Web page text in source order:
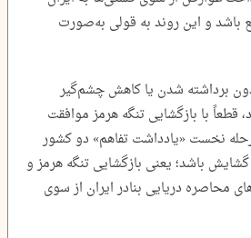
باشد و این روند به قولی به‌صورت
برداشته شدن یا کاهش چشم‌گیر
قطعاً با بازگشایی تنگه هرمز موافقت
نخست «یادداشت تفاهم» دو کشور
باشد؛ یعنی بازگشایی تنگه هرمز و
محاصره دریایی بنادر ایران از سوی